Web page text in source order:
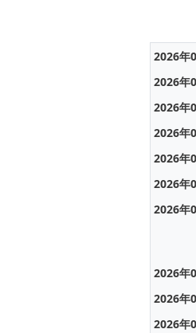
2026年
2026年
2026年
2026年
2026年
2026年
2026年
2026年
2026年
2026年